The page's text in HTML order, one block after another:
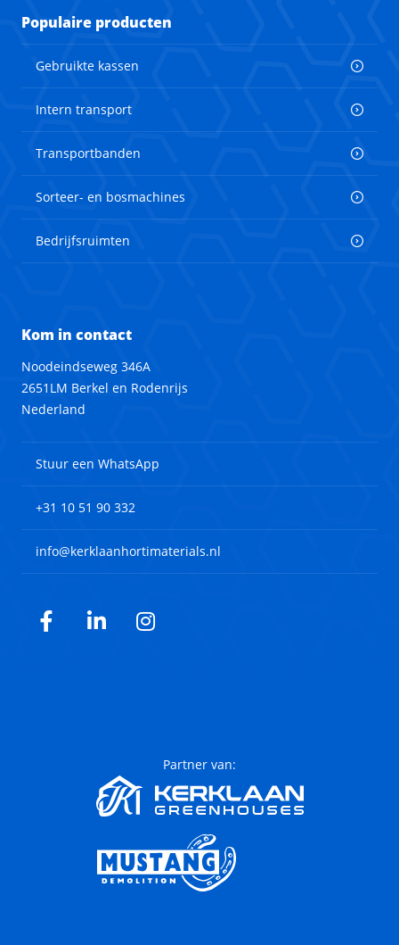
Populaire producten
Gebruikte kassen
Intern transport
Transportbanden
Sorteer- en bosmachines
Bedrijfsruimten
Kom in contact
Noodeindseweg 346A
2651LM Berkel en Rodenrijs
Nederland
Stuur een WhatsApp
+31 10 51 90 332
info@kerklaanhortimaterials.nl
Facebook
LinkedInInstagram
Partner van: